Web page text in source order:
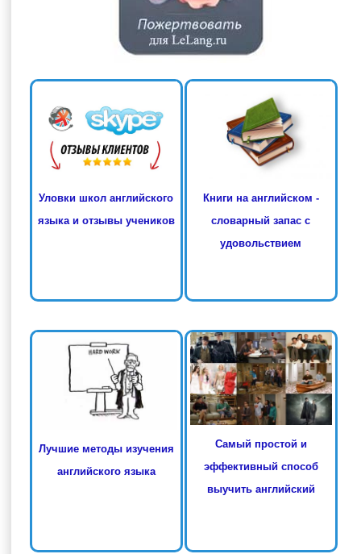
Уловки школ английского
языка и отзывы учеников
Книги на английском -
словарный запас с
удовольствием
Лучшие методы изучения
английского языка
Самый простой и
эффективный способ
выучить английский